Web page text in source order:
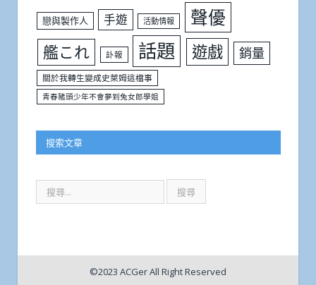
戀與製作人 手遊 活動情報 聲優
艦これ 訃報 話題 遊戲 銷量
關於我轉生變成史萊姆這檔事
青春豬頭少年不會夢到兔女郎學姐
搜索文章
©2023 ACGer All Right Reserved